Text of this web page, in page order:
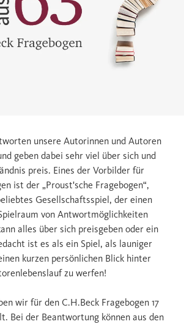
unsere Autorinnen und Autoren
geben dabei sehr viel über sich und
preis. Eines der Vorbilder für
ist der „Proust'sche Fragebogen“,
Gesellschaftsspiel, der einen
von Antwortmöglichkeiten
alles über sich preisgeben oder ein
ist es als ein Spiel, als launiger
kurzen persönlichen Blick hinter
zu werfen!
wir für den C.H.Beck Fragebogen 17
Bei der Beantwortung können aus den